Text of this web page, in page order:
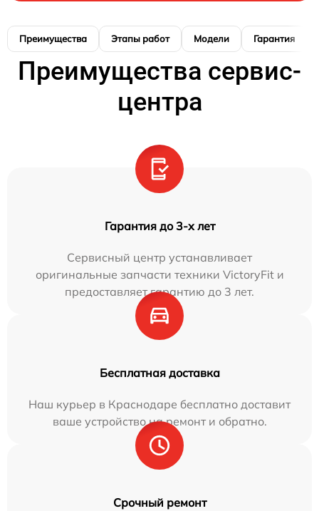
Преимущества Этапы работ Модели Гарантия
Преимущества сервис-
центра
Гарантия до 3-х лет
Сервисный центр устанавливает
оригинальные запчасти техники VictoryFit и
предоставляет гарантию до 3 лет.
Бесплатная доставка
Наш курьер в Краснодаре бесплатно доставит
ваше устройство на ремонт и обратно.
Срочный ремонт